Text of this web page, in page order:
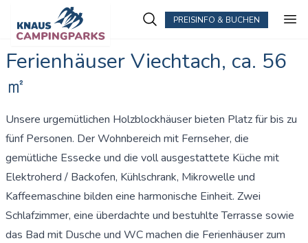
PREISINFO & BUCHEN
Ferienhäuser Viechtach, ca. 56
㎡
Unsere urgemütlichen Holzblockhäuser bieten Platz für bis zu
fünf Personen. Der Wohnbereich mit Fernseher, die
gemütliche Essecke und die voll ausgestattete Küche mit
Elektroherd / Backofen, Kühlschrank, Mikrowelle und
Kaffeemaschine bilden eine harmonische Einheit. Zwei
Schlafzimmer, eine überdachte und bestuhlte Terrasse sowie
das Bad mit Dusche und WC machen die Ferienhäuser zum